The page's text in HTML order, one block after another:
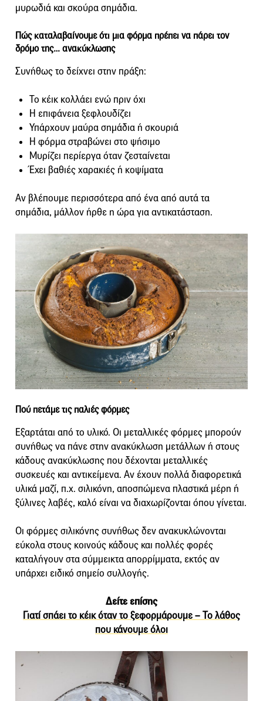
μυρωδιά και σκούρα σημάδια.
Πώς καταλαβαίνουμε ότι μια φόρμα πρέπει να πάρει τον
δρόμο της… ανακύκλωσης
Συνήθως το δείχνει στην πράξη:
Το κέικ κολλάει ενώ πριν όχι
Η επιφάνεια ξεφλουδίζει
Υπάρχουν μαύρα σημάδια ή σκουριά
Η φόρμα στραβώνει στο ψήσιμο
Μυρίζει περίεργα όταν ζεσταίνεται
Έχει βαθιές χαρακιές ή κοψίματα
Αν βλέπουμε περισσότερα από ένα από αυτά τα
σημάδια, μάλλον ήρθε η ώρα για αντικατάσταση.
Πού πετάμε τις παλιές φόρμες
Εξαρτάται από το υλικό. Οι μεταλλικές φόρμες μπορούν
συνήθως να πάνε στην ανακύκλωση μετάλλων ή στους
κάδους ανακύκλωσης που δέχονται μεταλλικές
συσκευές και αντικείμενα. Αν έχουν πολλά διαφορετικά
υλικά μαζί, π.χ. σιλικόνη, αποσπώμενα πλαστικά μέρη ή
ξύλινες λαβές, καλό είναι να διαχωρίζονται όπου γίνεται.
Οι φόρμες σιλικόνης συνήθως δεν ανακυκλώνονται
εύκολα στους κοινούς κάδους και πολλές φορές
καταλήγουν στα σύμμεικτα απορρίμματα, εκτός αν
υπάρχει ειδικό σημείο συλλογής.
Δείτε επίσης
Γιατί σπάει το κέικ όταν το ξεφορμάρουμε – Το λάθος
που κάνουμε όλοι